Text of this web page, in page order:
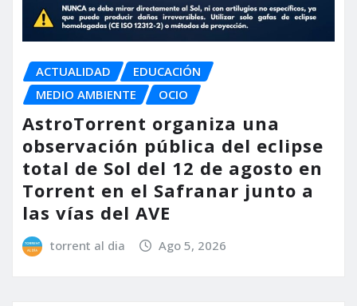
ACTUALIDAD
EDUCACIÓN
MEDIO AMBIENTE
OCIO
AstroTorrent organiza una
observación pública del eclipse
total de Sol del 12 de agosto en
Torrent en el Safranar junto a
las vías del AVE
torrent al dia Ago 5, 2026